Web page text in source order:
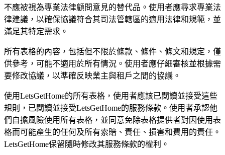
不應被視為專業法律顧問意見的替代品。使用者應尋求專業法
律建議，以確保協議符合其司法管轄區的適用法律和規範，並
滿足其特定需求。
所有表格的內容，包括但不限於條款、條件、條文和規定，僅
供參考，可能不適用於所有情況。使用者應仔細審核並根據需
要修改協議，以準確反映業主與租戶之間的協議。
使用LetsGetHome的所有表格，使用者應該已閱讀並接受這些
規則，已閱讀並接受LetsGetHome的服務條款。使用者承認他
們自擔風險使用所有表格，並同意免除表格提供者對因使用表
格而可能產生的任何及所有索賠、責任、損害和費用的責任。
LetsGetHome保留隨時修改其服務條款的權利。